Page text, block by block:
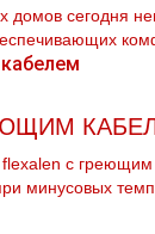
домов сегодня
с
минусовых